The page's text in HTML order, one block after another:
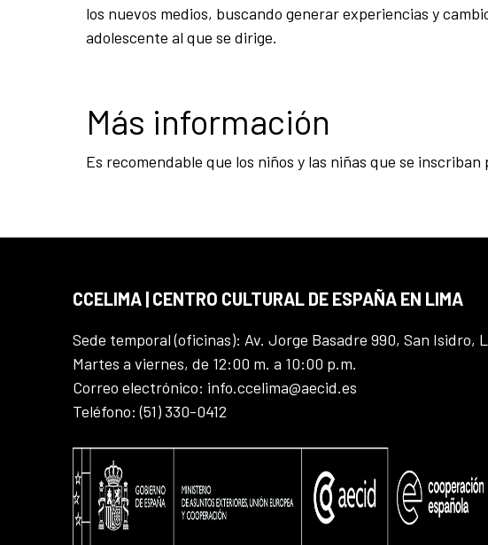
los nuevos medios, buscando generar experiencias y
adolescente al que se dirige.
Más información
Es recomendable que los niños y las niñas que se
CCELIMA | CENTRO CULTURAL DE ESPAÑA EN LIMA
Sede temporal (oficinas): Av. Jorge Basadre 990, San Isidro,
Martes a viernes, de 12:00 m. a 10:00 p.m.
Correo electrónico: info.ccelima@aecid.es
Teléfono: (51) 330-0412